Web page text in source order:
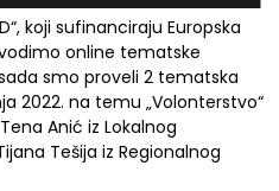
koji sufinanciraju Europska
online tematske
smo proveli 2 tematska
2022. na temu „Volonterstvo“
Anić iz Lokalnog
Tešija iz Regionalnog